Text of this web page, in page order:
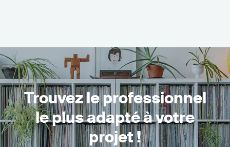
Trouvez le professionnel
le plus adapté à votre
projet !